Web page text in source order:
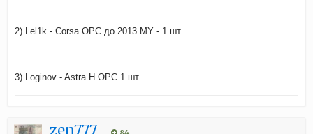
2) Lel1k - Corsa OPC до 2013 MY - 1 шт.
3) Loginov - Astra H OPC 1 шт
zen777